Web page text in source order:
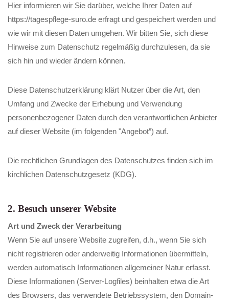
Hier informieren wir Sie darüber, welche Ihrer Daten auf
https://tagespflege-suro.de erfragt und gespeichert werden und
wie wir mit diesen Daten umgehen. Wir bitten Sie, sich diese
Hinweise zum Datenschutz regelmäßig durchzulesen, da sie
sich hin und wieder ändern können.
Diese Datenschutzerklärung klärt Nutzer über die Art, den
Umfang und Zwecke der Erhebung und Verwendung
personenbezogener Daten durch den verantwortlichen Anbieter
auf dieser Website (im folgenden "Angebot”) auf.
Die rechtlichen Grundlagen des Datenschutzes finden sich im
kirchlichen Datenschutzgesetz (KDG).
2. Besuch unserer Website
Art und Zweck der Verarbeitung
Wenn Sie auf unsere Website zugreifen, d.h., wenn Sie sich
nicht registrieren oder anderweitig Informationen übermitteln,
werden automatisch Informationen allgemeiner Natur erfasst.
Diese Informationen (Server-Logfiles) beinhalten etwa die Art
des Browsers, das verwendete Betriebssystem, den Domain-